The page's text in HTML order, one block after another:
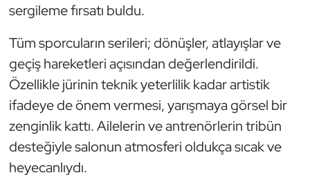
sergileme fırsatı buldu.
Tüm sporcuların serileri; dönüşler, atlayışlar ve
geçiş hareketleri açısından değerlendirildi.
Özellikle jürinin teknik yeterlilik kadar artistik
ifadeye de önem vermesi, yarışmaya görsel bir
zenginlik kattı. Ailelerin ve antrenörlerin tribün
desteğiyle salonun atmosferi oldukça sıcak ve
heyecanlıydı.
Su Topu
Sualtı Sporları
Tekvando
Tenis